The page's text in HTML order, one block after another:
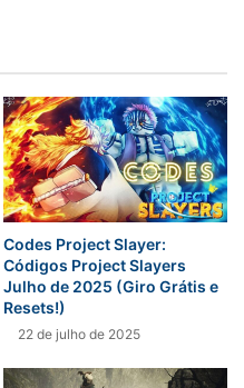
Codes Project Slayer:
Códigos Project Slayers
Julho de 2025 (Giro Grátis e
Resets!)
22 de julho de 2025